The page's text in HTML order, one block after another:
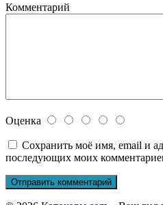
Комментарий
Оценка
Сохранить моё имя, email и
последующих моих